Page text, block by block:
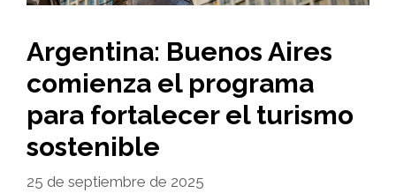
Argentina: Buenos Aires
comienza el programa
para fortalecer el turismo
sostenible
25 de septiembre de 2025